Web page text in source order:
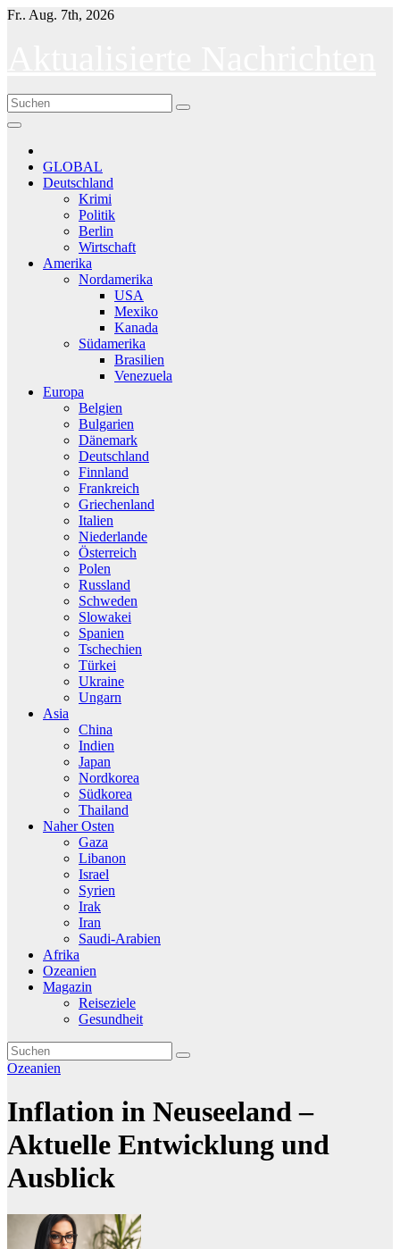
Skip
Fr.. Aug. 7th, 2026
GLOBAL
Deutschland
Krimi
Politik
Berlin
Wirtschaft
Amerika
Nordamerika
USA
Mexiko
Kanada
Südamerika
Brasilien
Venezuela
Europa
Belgien
Bulgarien
Dänemark
Deutschland
Finnland
Frankreich
Griechenland
Italien
Niederlande
Österreich
Polen
Russland
Schweden
Slowakei
Spanien
Tschechien
Türkei
Ukraine
Ungarn
Asia
China
Indien
Japan
Nordkorea
Südkorea
Thailand
Naher Osten
Gaza
Libanon
Israel
Syrien
Irak
Iran
Saudi-Arabien
Afrika
Ozeanien
Magazin
Reiseziele
Gesundheit
Ozeanien
Inflation in Neuseeland –
Aktuelle Entwicklung und
Ausblick